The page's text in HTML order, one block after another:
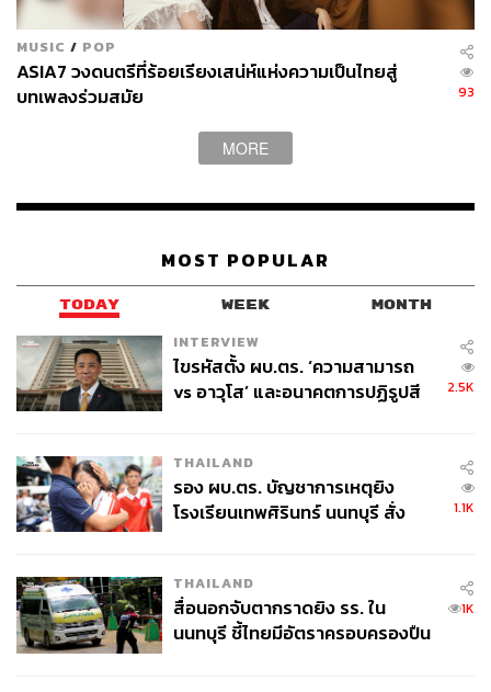
MUSIC / POP
ASIA7 วงดนตรีที่ร้อยเรียงเสน่ห์แห่งความเป็นไทยสู่
บทเพลงร่วมสมัย
93
MORE
MOST POPULAR
TODAY WEEK MONTH
INTERVIEW
ไขรหัสตั้ง ผบ.ตร. ‘ความสามารถ
vs อาวุโส’ และอนาคตการปฏิรูปสี
2.5K
THAILAND
รอง ผบ.ตร. บัญชาการเหตุยิง
โรงเรียนเทพศิรินทร์ นนทบุรี สั่ง
1.1K
THAILAND
สื่อนอกจับตากราดยิง รร. ใน
นนทบุรี ชี้ไทยมีอัตราครอบครองปืน
1K